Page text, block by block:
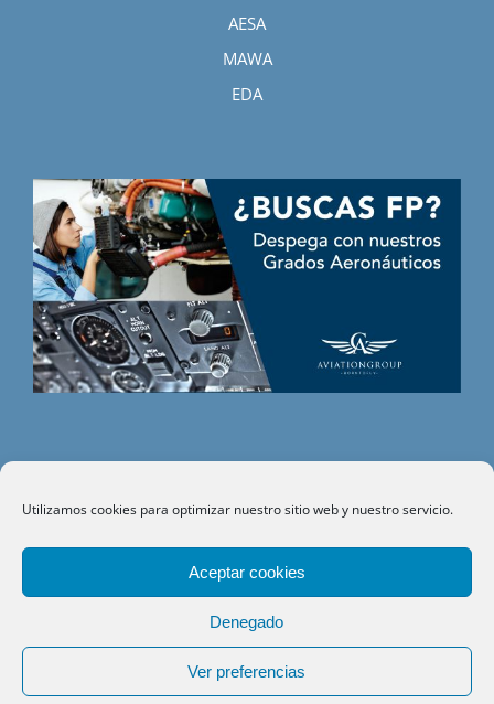
Utilizamos cookies para optimizar nuestro sitio web y nuestro servicio.
Aceptar cookies
Denegado
Ver preferencias
AESA
MAWA
EDA
CITHE - Todos los derechos reservados.
Política de privacidad|Política de cookies
Facebook
X YouTubeLinkedInInstagram